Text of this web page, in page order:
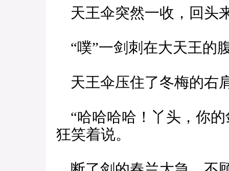
天王伞突然一收，回头
“噗”一剑刺在大天王的
天王伞压住了冬梅的右
“哈哈哈哈！丫头，你的
狂笑着说。